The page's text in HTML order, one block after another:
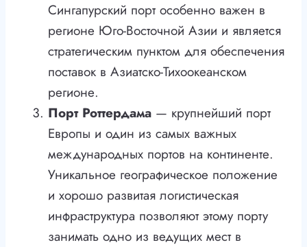
Сингапурский порт особенно важен в
регионе Юго-Восточной Азии и является
стратегическим пунктом для обеспечения
поставок в Азиатско-Тихоокеанском
регионе.
Порт Роттердама — крупнейший порт
Европы и один из самых важных
международных портов на континенте.
Уникальное географическое положение
и хорошо развитая логистическая
инфраструктура позволяют этому порту
занимать одно из ведущих мест в